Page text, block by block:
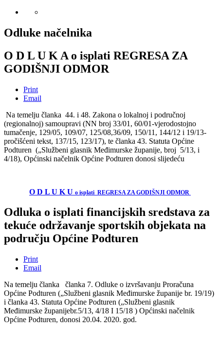
Odluke načelnika
O D L U K A o isplati REGRESA ZA
GODIŠNJI ODMOR
Print
Email
Na temelju članka 44. i 48. Zakona o lokalnoj i područnoj
(regionalnoj) samoupravi (NN broj 33/01, 60/01-vjerodostojno
tumačenje, 129/05, 109/07, 125/08,36/09, 150/11, 144/12 i 19/13-
pročišćeni tekst, 137/15, 123/17), te članka 43. Statuta Općine
Podturen („Službeni glasnik Međimurske županije, broj 5/13, i
4/18), Općinski načelnik Općine Podturen donosi slijedeću
O D L U K U o isplati REGRESA ZA GODIŠNJI ODMOR
Odluka o isplati financijskih sredstava za
tekuće održavanje sportskih objekata na
području Općine Podturen
Print
Email
Na temelju članka članka 7. Odluke o izvršavanju Proračuna
Općine Podturen („Službeni glasnik Međimurske županije br. 19/19)
i članka 43. Statuta Općine Podturen („Službeni glasnik
Međimurske županijebr.5/13, 4/18 I 15/18 ) Općinski načelnik
Općine Podturen, donosi 20.04. 2020. god.